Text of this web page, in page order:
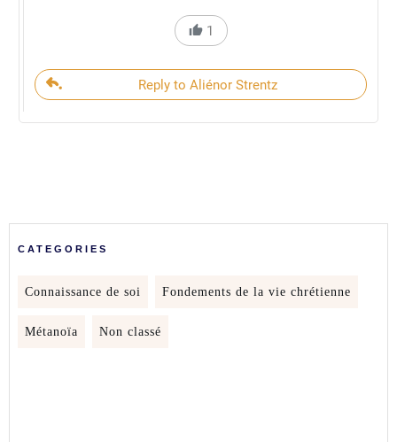
1
Reply to Aliénor Strentz
CATEGORIES
Connaissance de soi Fondements de la vie chrétienne
Métanoïa Non classé